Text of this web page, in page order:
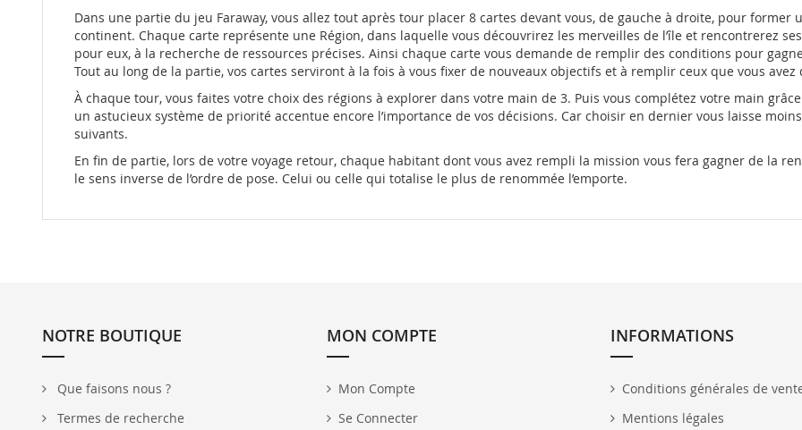
Dans une partie du jeu Faraway, vous allez tout après tour placer 8 cartes devant vous, de gauche à droite, pour
continent. Chaque carte représente une Région, dans laquelle vous découvrirez les merveilles de l’île et rencontrerez
pour eux, à la recherche de ressources précises. Ainsi chaque carte vous demande de remplir des conditions pour
Tout au long de la partie, vos cartes serviront à la fois à vous fixer de nouveaux objectifs et à remplir ceux que vous avez
À chaque tour, vous faites votre choix des régions à explorer dans votre main de 3. Puis vous complétez votre main
un astucieux système de priorité accentue encore l’importance de vos décisions. Car choisir en dernier vous laisse
suivants.
En fin de partie, lors de votre voyage retour, chaque habitant dont vous avez rempli la mission vous fera gagner de la
le sens inverse de l’ordre de pose. Celui ou celle qui totalise le plus de renommée l’emporte.
NOTRE BOUTIQUE
Que faisons nous ?
Termes de recherche
MON COMPTE
Mon Compte
Se Connecter
INFORMATIONS
Conditions générales de
Mentions légales